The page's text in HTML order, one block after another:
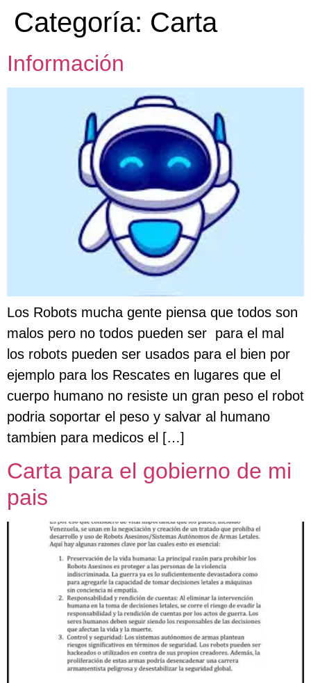
Categoría: Carta
Información
Los Robots mucha gente piensa que todos son
malos pero no todos pueden ser para el mal
los robots pueden ser usados para el bien por
ejemplo para los Rescates en lugares que el
cuerpo humano no resiste un gran peso el robot
podria soportar el peso y salvar al humano
tambien para medicos el […]
Carta para el gobierno de mi
pais